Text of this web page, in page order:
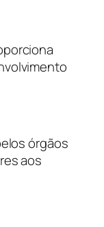
órgãos
aos